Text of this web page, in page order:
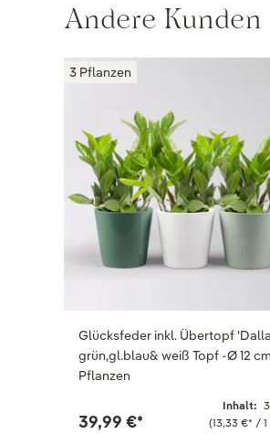
Andere
3 Pflanzen
Glücksfeder inkl. Übertopf
grün,gl.blau& weiß Topf -Ø 12
Pflanzen
Inhalt:
(13,33 €* /
39,99 €*